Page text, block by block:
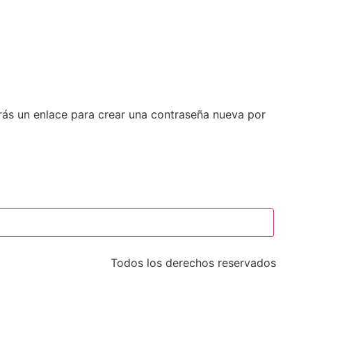
un enlace para crear una contraseña nueva por
Todos los derechos reservados